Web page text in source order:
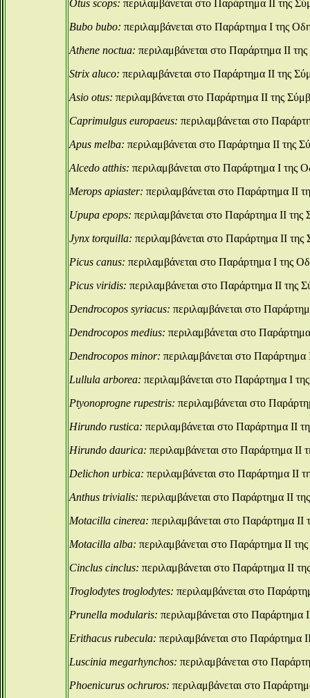
Otus scops: περιλαμβάνεται στο Παράρτημα ΙΙ της
Bubo bubo: περιλαμβάνεται στο Παράρτημα Ι της
Athene noctua: περιλαμβάνεται στο Παράρτημα ΙΙ
Strix aluco: περιλαμβάνεται στο Παράρτημα ΙΙ της
Asio otus: περιλαμβάνεται στο Παράρτημα ΙΙ της
Caprimulgus europaeus: περιλαμβάνεται στο
Apus melba: περιλαμβάνεται στο Παράρτημα ΙΙ της
Alcedo atthis: περιλαμβάνεται στο Παράρτημα Ι της
Merops apiaster: περιλαμβάνεται στο Παράρτημα ΙΙ
Upupa epops: περιλαμβάνεται στο Παράρτημα ΙΙ
Jynx torquilla: περιλαμβάνεται στο Παράρτημα ΙΙ
Picus canus: περιλαμβάνεται στο Παράρτημα Ι της
Picus viridis: περιλαμβάνεται στο Παράρτημα ΙΙ της
Dendrocopos syriacus: περιλαμβάνεται στο
Dendrocopos medius: περιλαμβάνεται στο
Dendrocopos minor: περιλαμβάνεται στο Παράρτημα
Lullula arborea: περιλαμβάνεται στο Παράρτημα Ι
Ptyonoprogne rupestris: περιλαμβάνεται στο
Hirundo rustica: περιλαμβάνεται στο Παράρτημα ΙΙ
Hirundo daurica: περιλαμβάνεται στο Παράρτημα ΙΙ
Delichon urbica: περιλαμβάνεται στο Παράρτημα ΙΙ
Anthus trivialis: περιλαμβάνεται στο Παράρτημα ΙΙ
Motacilla cinerea: περιλαμβάνεται στο Παράρτημα ΙΙ
Motacilla alba: περιλαμβάνεται στο Παράρτημα ΙΙ
Cinclus cinclus: περιλαμβάνεται στο Παράρτημα ΙΙ
Troglodytes troglodytes: περιλαμβάνεται στο
Prunella modularis: περιλαμβάνεται στο Παράρτημα
Erithacus rubecula: περιλαμβάνεται στο Παράρτημα
Luscinia megarhynchos: περιλαμβάνεται στο
Phoenicurus ochruros: περιλαμβάνεται στο